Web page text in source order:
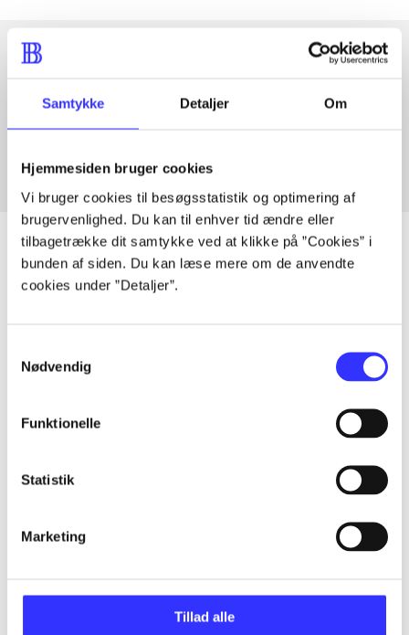
Samtykke Detaljer Om
Hjemmesiden bruger cookies
Vi bruger cookies til besøgsstatistik og optimering af
brugervenlighed. Du kan til enhver tid ændre eller
tilbagetrække dit samtykke ved at klikke på ”Cookies” i
bunden af siden. Du kan læse mere om de anvendte
cookies under ”Detaljer”.
Nødvendig
Funktionelle
Statistik
Marketing
Tillad alle
Artikler med samme emner